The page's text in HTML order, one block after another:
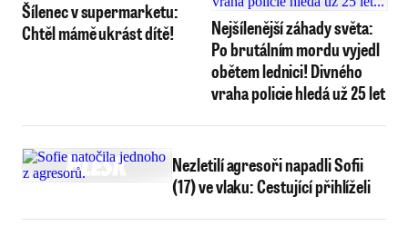
Šílenec v supermarketu:
Chtěl mámě ukrást dítě!
Nejšílenější záhady světa:
Po brutálním mordu vyjedl
obětem lednici! Divného
vraha policie hledá už 25 let
Nezletilí agresoři napadli Sofii
(17) ve vlaku: Cestující přihlíželi